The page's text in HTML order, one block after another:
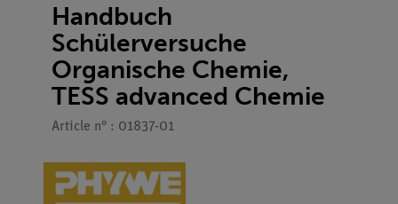
Handbuch
Schülerversuche
Organische Chemie,
TESS advanced Chemie
Article n° : 01837-01